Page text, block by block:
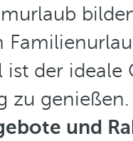
der ideale
zu
und